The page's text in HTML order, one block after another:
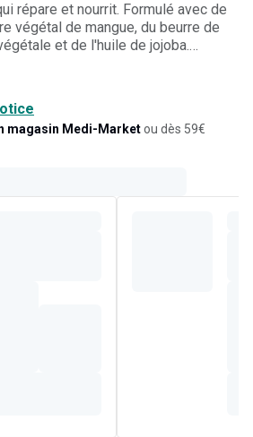
répare et nourrit. Formulé avec de
végétal de mangue, du beurre de
et de l'huile de jojoba.
magasin Medi-Marketou dès 59€